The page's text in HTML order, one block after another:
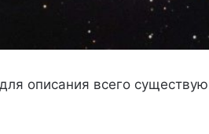
описания всего